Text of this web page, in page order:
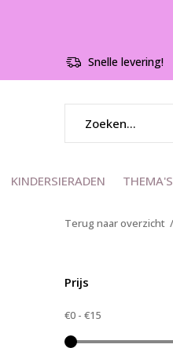
KINDERSIERADEN THEMA'S
Snelle levering!
Terug naar overzicht
Prijs
€0 - €15